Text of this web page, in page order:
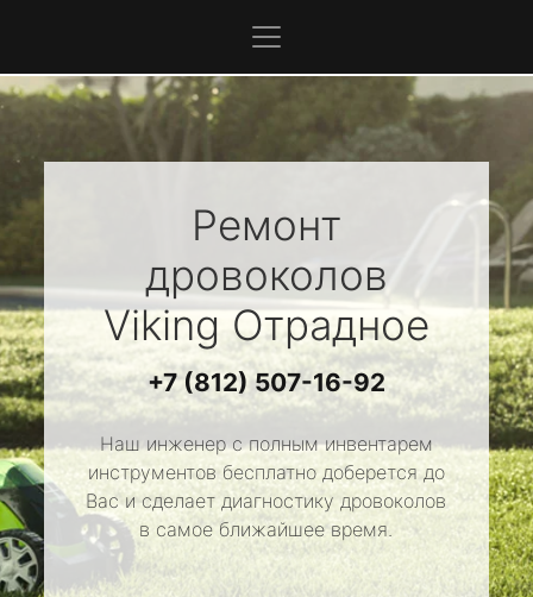
Ремонт
дровоколов
VikingОтрадное
+7 (812) 507-16-92
Наш инженер с полным инвентарем
инструментов бесплатно доберется до
Вас и сделает диагностику дровоколов
в самое ближайшее время.